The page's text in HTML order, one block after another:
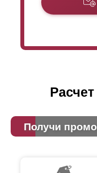
двора. Но есть
обзор с улицы. Тогда
Получи